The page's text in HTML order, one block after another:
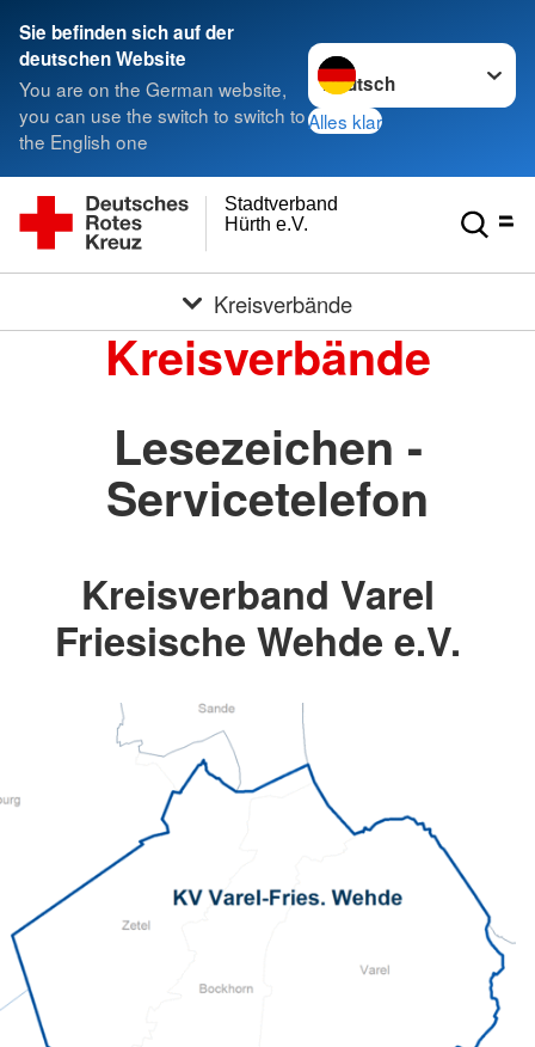
Sie befinden sich auf der
deutschen Website
You are on the German website,
you can use the switch to switch to
the English one
Sprache wechseln zu
Alles klar
Hürth e.V.
Stadtverband
Kreisverbände
Kreisverbände
Lesezeichen -
Servicetelefon
Kreisverband Varel
Friesische Wehde e.V.